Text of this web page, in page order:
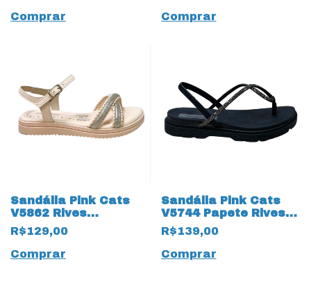
Comprar
Comprar
Sandália Pink Cats
V5862 Rives
Calendula 19233
Champanhe
R$129,00
Comprar
Sandália Pink Cats
V5744 Papete Rives
19234 Preto
R$139,00
Comprar